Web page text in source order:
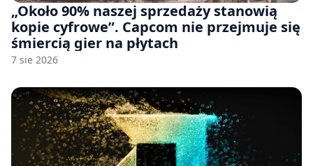
„Około 90% naszej sprzedaży stanowią
kopie cyfrowe”. Capcom nie przejmuje się
śmiercią gier na płytach
7 sie 2026